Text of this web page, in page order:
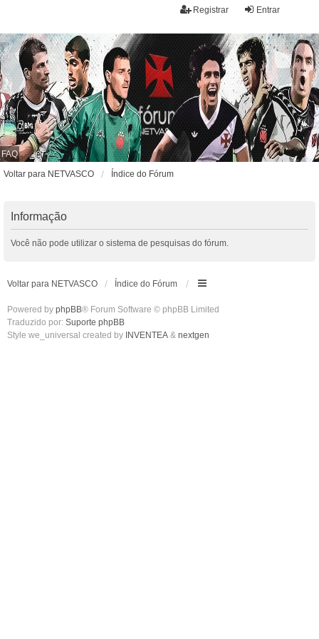
Entrar
Registrar
FAQ
Voltar para NETVASCO
Índice do Fórum
Informação
Você não pode utilizar o sistema de pesquisas do fórum.
Voltar para NETVASCO Índice do Fórum
Powered by phpBB® Forum Software © phpBB Limited
Traduzido por: Suporte phpBB
Style we_universal created by INVENTEA & nextgen